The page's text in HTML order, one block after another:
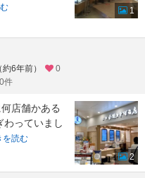
1
6年前）
0
件
店舗かある
わっていまし
を読む
2